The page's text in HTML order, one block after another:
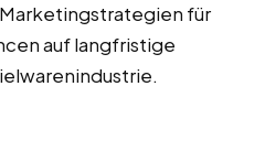
für
auf langfristige